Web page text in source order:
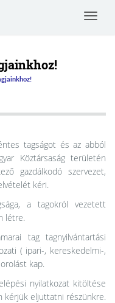
Toggle
tagságot és az abból
Köztársaság területén
gazdálkodó szervezet,
kéri.
a tagokról vezetett
létre.
tag tagnyilvántartási
( ipari-, kereskedelmi-,
kap.
nyilatkozat kitöltése
kérjük eljuttatni részünkre.